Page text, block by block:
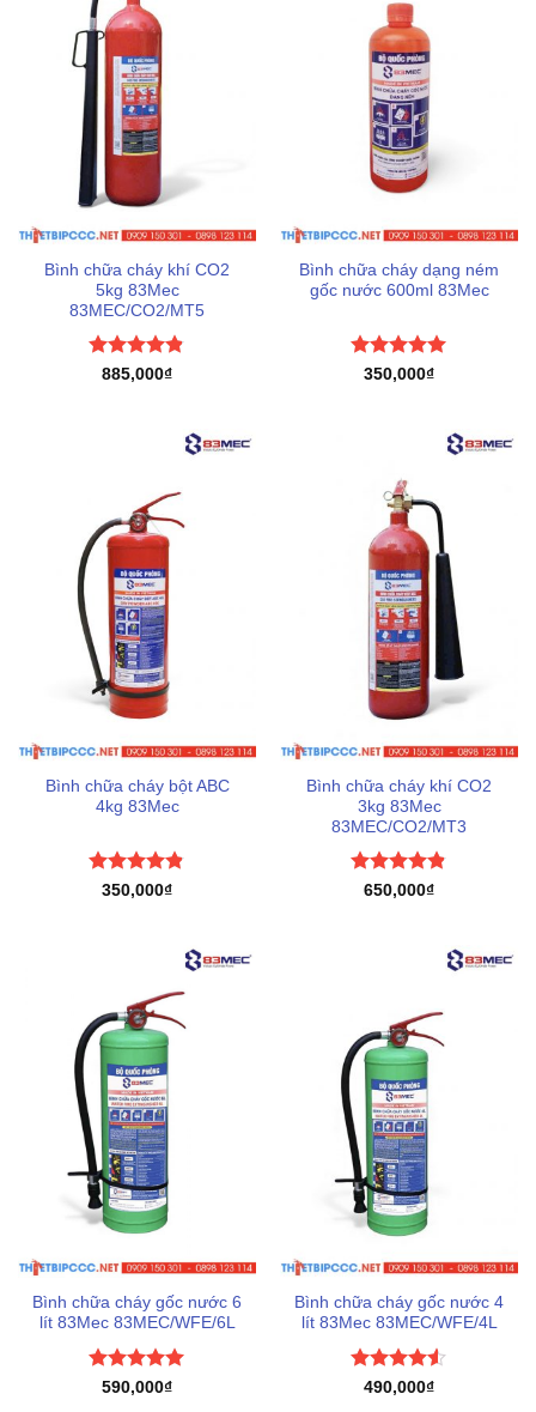
Bình chữa cháy khí CO2
5kg 83Mec
83MEC/CO2/MT5
Được xếp
885,000₫
Bình chữa cháy dạng ném
gốc nước 600ml 83Mec
Được xếp
350,000₫
Bình chữa cháy bột ABC
4kg 83Mec
Được xếp
350,000₫
Bình chữa cháy khí CO2
3kg 83Mec
83MEC/CO2/MT3
Được xếp
650,000₫
Bình chữa cháy gốc nước 6
lít 83Mec 83MEC/WFE/6L
Được xếp
590,000₫
Bình chữa cháy gốc nước 4
lít 83Mec 83MEC/WFE/4L
Được xếp
490,000₫